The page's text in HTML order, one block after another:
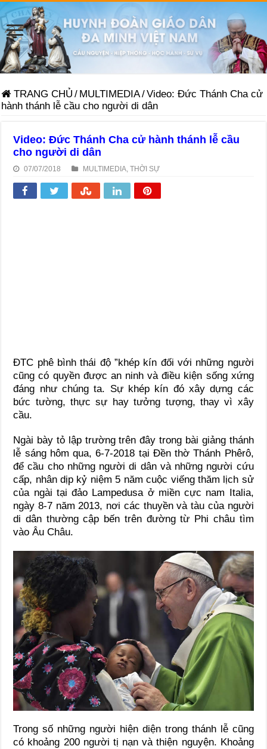
TRANG CHỦ / MULTIMEDIA/Video: Đức Thánh Cha cử
hành thánh lễ cầu cho người di dân
Video: Đức Thánh Cha cử hành thánh lễ cầu
cho người di dân
07/07/2018 MULTIMEDIA ,THỜI SỰ
ĐTC phê bình thái độ ”khép kín đối với những người
cũng có quyền được an ninh và điều kiện sống xứng
đáng như chúng ta. Sự khép kín đó xây dựng các
bức tường, thực sự hay tưởng tượng, thay vì xây
cầu.
Ngài bày tỏ lập trường trên đây trong bài giảng thánh
lễ sáng hôm qua, 6-7-2018 tại Đền thờ Thánh Phêrô,
để cầu cho những người di dân và những người cứu
cấp, nhân dịp kỷ niệm 5 năm cuộc viếng thăm lịch sử
của ngài tại đảo Lampedusa ở miền cực nam Italia,
ngày 8-7 năm 2013, nơi các thuyền và tàu của người
di dân thường cập bến trên đường từ Phi châu tìm
vào Âu Châu.
Trong số những người hiện diện trong thánh lễ cũng
có khoảng 200 người tị nạn và thiện nguyện. Khoảng